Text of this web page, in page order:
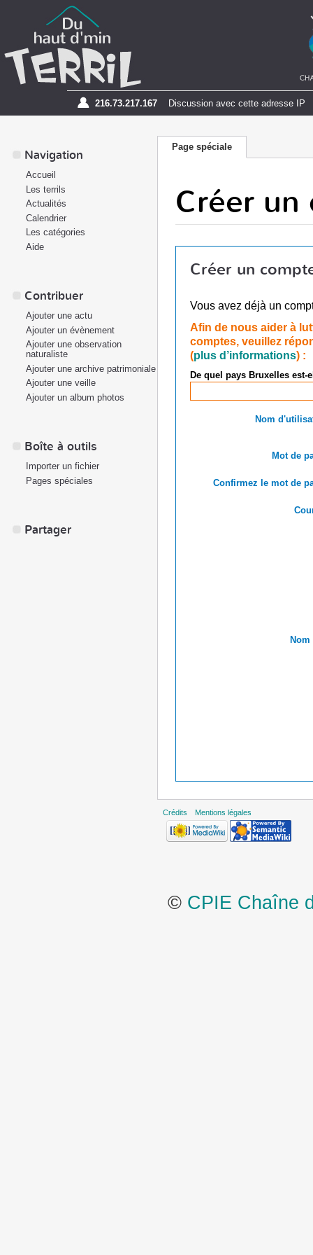
216.73.217.167 Discussion avec cette adresse IP
Page spéciale
Créer un
Créer un
Vous avez déjà un
Afin de nous aider à
comptes, veuillez
(plus d’informations) :
De quel pays Bruxelles
Nom
Mot de
Confirmez le mot de
Nom
Navigation
Accueil
Les terrils
Actualités
Calendrier
Les catégories
Aide
Contribuer
Ajouter une actu
Ajouter un évènement
Ajouter une observation
naturaliste
Ajouter une archive patrimoniale
Ajouter une veille
Ajouter un album photos
Boîte à outils
Importer un fichier
Pages spéciales
Partager
Crédits Mentions légales
© CPIE Chaîne